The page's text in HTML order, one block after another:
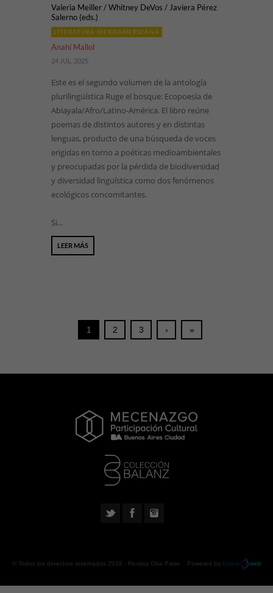
Valeria Meiller / Whitney DeVos / Javiera Pérez
Salerno (eds.)
LITERATURA IBEROAMERICANA
Anahí Mallol
24 JUL, 2025
Este es el segundo volumen de la antología
plurilingüística Ruge el bosque: Ecopoesía de
Abiayala/Afro/Latino-América. El libro reúne
poemas de distintos autores y en distintas
lenguas, producto de una búsqueda de voces
erigidas en torno a poéticas medioambientales
y preocupadas por la pérdida de biodiversidad
y diversidad lingüística como dos fenómenos
ecológicos concomitantes.
Si...
LEER MÁS
1 2 3 › »
© Todos los derechos reservados 2018 - Revista Otra Parte . Powered by Urano web